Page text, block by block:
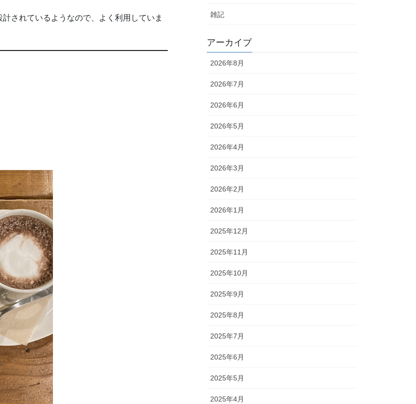
されているようなので、よく利用していま
雑記
アーカイブ
2026年8月
2026年7月
2026年6月
2026年5月
2026年4月
2026年3月
2026年2月
2026年1月
2025年12月
2025年11月
2025年10月
2025年9月
2025年8月
2025年7月
2025年6月
2025年5月
2025年4月